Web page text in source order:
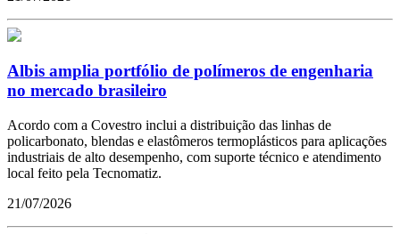
Albis amplia portfólio de polímeros de engenharia
no mercado brasileiro
Acordo com a Covestro inclui a distribuição das linhas de
policarbonato, blendas e elastômeros termoplásticos para aplicações
industriais de alto desempenho, com suporte técnico e atendimento
local feito pela Tecnomatiz.
21/07/2026